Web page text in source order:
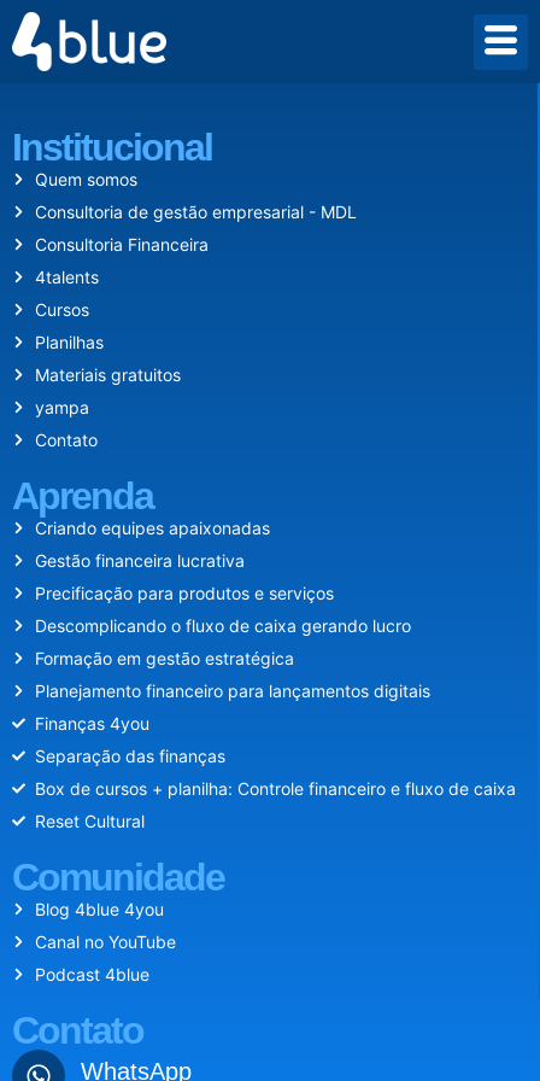
Desde 2009 criamos um mundo onde empreender vale a pena.
Institucional
Quem somos
Consultoria de gestão empresarial - MDL
Consultoria Financeira
4talents
Cursos
Planilhas
Materiais gratuitos
yampa
Contato
Aprenda
Criando equipes apaixonadas
Gestão financeira lucrativa
Precificação para produtos e serviços
Descomplicando o fluxo de caixa gerando lucro
Formação em gestão estratégica
Planejamento financeiro para lançamentos digitais
Finanças 4you
Separação das finanças
Box de cursos + planilha: Controle financeiro e fluxo de caixa
Reset Cultural
Comunidade
Blog 4blue 4you
Canal no YouTube
Podcast 4blue
Contato
WhatsApp